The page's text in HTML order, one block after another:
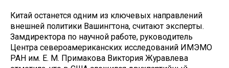
Китай останется одним из ключевых направлений
внешней политики Вашингтона, считают эксперты.
Замдиректора по научной работе, руководитель
Центра североамериканских исследований ИМЭМО
РАН им. Е. М. Примакова Виктория Журавлева